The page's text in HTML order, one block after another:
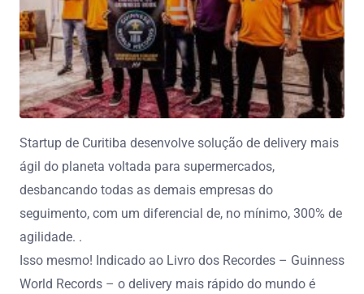
Startup de Curitiba desenvolve solução de delivery mais
ágil do planeta voltada para supermercados,
desbancando todas as demais empresas do
seguimento, com um diferencial de, no mínimo, 300% de
agilidade. .
Isso mesmo! Indicado ao Livro dos Recordes – Guinness
World Records – o delivery mais rápido do mundo é